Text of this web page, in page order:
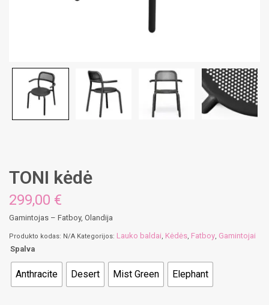
TONI kėdė
299,00 €
Gamintojas – Fatboy, Olandija
Produkto kodas: N/A Kategorijos: Lauko baldai Kėdės Fatboy Gamintojai
Spalva
Anthracite Desert Mist Green Elephant